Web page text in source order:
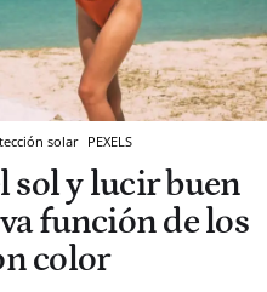
solar PEXELS
sol y lucir buen
función de los
color